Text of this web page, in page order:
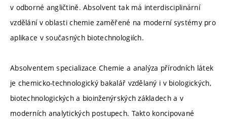
v odborné angličtině. Absolvent tak má interdisciplinární
vzdělání v oblasti chemie zaměřené na moderní systémy pro
aplikace v současných biotechnologiích.
Absolventem specializace Chemie a analýza přírodních látek
je chemicko-technologický bakalář vzdělaný i v biologických,
biotechnologických a bioinženýrských základech a v
moderních analytických postupech. Takto koncipované